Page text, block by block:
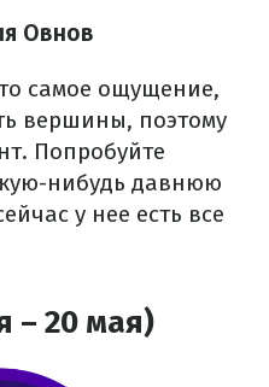
Овнов
самое ощущение,
вершины, поэтому
Попробуйте
нибудь давнюю
у нее есть все
– 20 мая)